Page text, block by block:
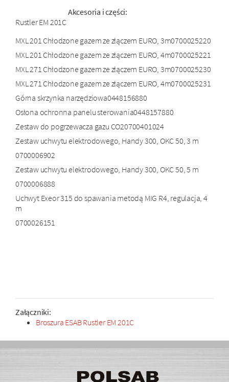
Rustler EM 201C
Akcesoria i części:
MXL 201 Chłodzone gazem ze złączem EURO, 3m0700025220
MXL 201 Chłodzone gazem ze złączem EURO, 4m0700025221
MXL 271 Chłodzone gazem ze złączem EURO, 3m0700025230
MXL 271 Chłodzone gazem ze złączem EURO, 4m0700025231
Górna skrzynka narzędziowa0448156880
Osłona ochronna panelu sterowania0448157880
Zestaw do pogrzewacza gazu CO20700401024
Zestaw uchwytu elektrodowego, Handy 300, OKC 50, 3 m
0700006902
Zestaw uchwytu elektrodowego, Handy 300, OKC 50, 5 m
0700006888
Uchwyt Exeor 315 do spawania metodą MIG R4, regulacja, 4
m
0700026151
Załączniki:
Broszura ESAB Rustler EM 201C